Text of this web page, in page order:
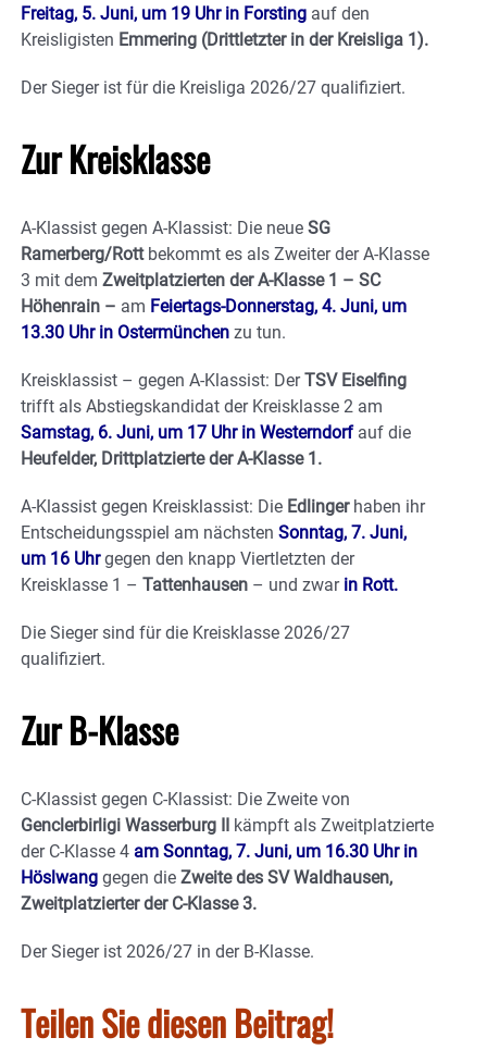
Freitag, 5. Juni, um 19 Uhr in Forsting auf den
Kreisligisten Emmering (Drittletzter in der Kreisliga 1).
Der Sieger ist für die Kreisliga 2026/27 qualifiziert.
Zur Kreisklasse
A-Klassist gegen A-Klassist: Die neue SG
Ramerberg/Rottbekommt es als Zweiter der A-Klasse
3 mit dem Zweitplatzierten der A-Klasse 1 – SC
Höhenrain – am Feiertags-Donnerstag, 4. Juni, um
13.30 Uhr in Ostermünchen zu tun.
Kreisklassist – gegen A-Klassist: DerTSV Eiselfing
trifft als Abstiegskandidat der Kreisklasse 2 am
Samstag, 6. Juni, um 17 Uhr in Westerndorfauf die
Heufelder, Drittplatzierte der A-Klasse 1.
A-Klassist gegen Kreisklassist: Die Edlingerhaben ihr
Entscheidungsspiel am nächsten Sonntag, 7. Juni,
um 16 Uhrgegen den knapp Viertletzten der
Kreisklasse 1 – Tattenhausen – und zwar in Rott.
Die Sieger sind für die Kreisklasse 2026/27
qualifiziert.
Zur B-Klasse
C-Klassist gegen C-Klassist: Die Zweite von
Genclerbirligi Wasserburg II
kämpft als Zweitplatzierte
der C-Klasse 4 am Sonntag, 7. Juni, um 16.30 Uhr in
Höslwang gegen die Zweite des SV Waldhausen,
Zweitplatzierter der C-Klasse 3.
Der Sieger ist 2026/27 in der B-Klasse.
Teilen Sie diesen Beitrag!